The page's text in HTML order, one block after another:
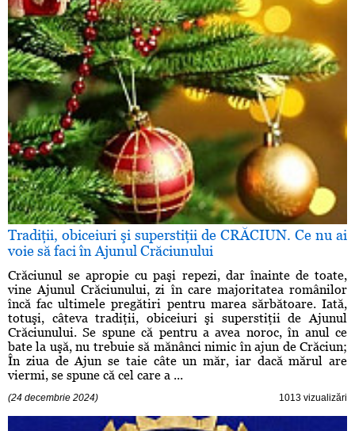
Tradiţii, obiceiuri şi superstiţii de CRĂCIUN. Ce nu ai
voie să faci în Ajunul Crăciunului
Crăciunul se apropie cu paşi repezi, dar înainte de toate,
vine Ajunul Crăciunului, zi în care majoritatea românilor
încă fac ultimele pregătiri pentru marea sărbătoare. Iată,
totuşi, câteva tradiţii, obiceiuri şi superstiţii de Ajunul
Crăciunului. Se spune că pentru a avea noroc, în anul ce
bate la uşă, nu trebuie să mănânci nimic în ajun de Crăciun;
În ziua de Ajun se taie câte un măr, iar dacă mărul are
viermi, se spune că cel care a ...
(24 decembrie 2024) 1013 vizualizări